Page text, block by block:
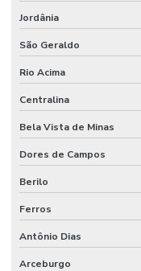
Jordânia
São Geraldo
Rio Acima
Centralina
Bela Vista de Minas
Dores de Campos
Berilo
Ferros
Antônio Dias
Arceburgo